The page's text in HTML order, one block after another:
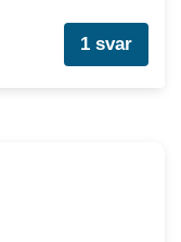
1 svar